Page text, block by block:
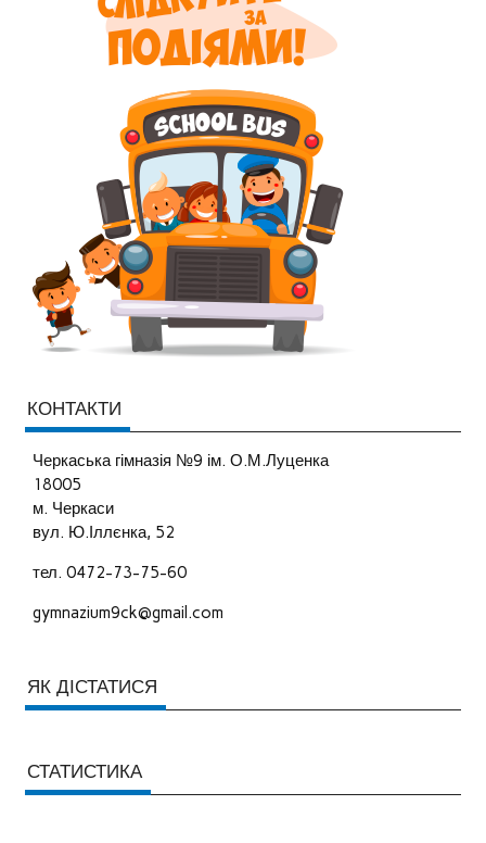
КОНТАКТИ
Черкаська гімназія №9 ім. О.М.Луценка
18005
м. Черкаси
вул. Ю.Іллєнка, 52
тел. 0472-73-75-60
gymnazium9ck@gmail.com
ЯК ДІСТАТИСЯ
СТАТИСТИКА